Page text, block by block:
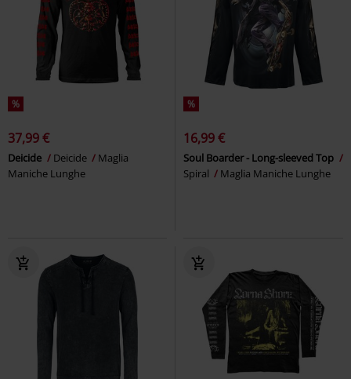
%
37,99 €
Deicide Deicide
Maglia
Maniche Lunghe
%
16,99 €
Soul Boarder - Long-sleeved Top
Spiral
Maglia Maniche Lunghe